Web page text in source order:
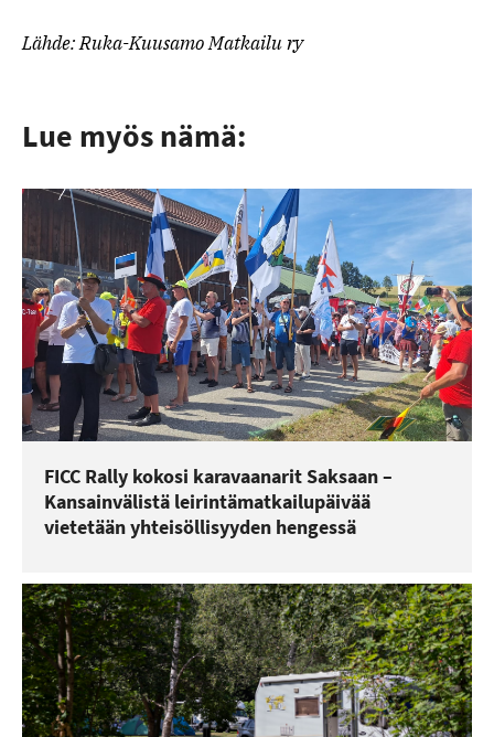
Lähde: Ruka-Kuusamo Matkailu ry
Lue myös nämä:
FICC Rally kokosi karavaanarit Saksaan –
Kansainvälistä leirintämatkailupäivää
vietetään yhteisöllisyyden hengessä